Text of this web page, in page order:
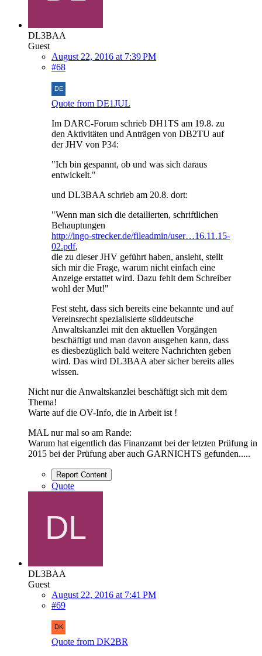
DL3BAA
Guest
August 22, 2016 at 7:39 PM
#68
Quote from DE1JUL
Im DARC-Forum schrieb DH1TS am 19.8. zu
den Aktivitäten und Anträgen von DB2TU auf
der JHV von P34:
"Ich bin gespannt, ob und was sich daraus
entwickelt."
und DL3BAA schrieb am 20.8. dort:
"Wenn man sich die detailierten, schriftlichen
Behauptungen
http://ingo-strecker.de/fileadmin/user…16.11.15-
02.pdf,
die zu dieser JHV geführt haben, ansieht, stellt
sich mir die Frage, warum nicht einfach eine
Anzeige erstattet wird. Dazu fehlt dem Schreiber
wohl der Mut!"
Fest steht, dass sich bereits eine bekannte und auf
Vereinsrecht spezialisierte süddeutsche
Anwaltskanzlei mit den aktuellen Vorgängen
beschäftigt und man davon ausgehen kann, dass
es diesbezüglich bald weitere Nachrichten geben
wird. Das wird DL3BAA aber sicher bereits alles
wissen.
Nicht nur die Anwaltskanzlei beschäftigt sich mit dem
Thema!
Warte auf die OV-Info, die in Arbeit ist !
MAL nur mal so am Rande:
Warum hat eigentlich das Finanzamt bei der letzten Prüfung in
2015 bei der Prüfung aber auch GARNICHTS gefunden.....
Report Content
Quote
DL3BAA
Guest
August 22, 2016 at 7:41 PM
#69
Quote from DK2BR